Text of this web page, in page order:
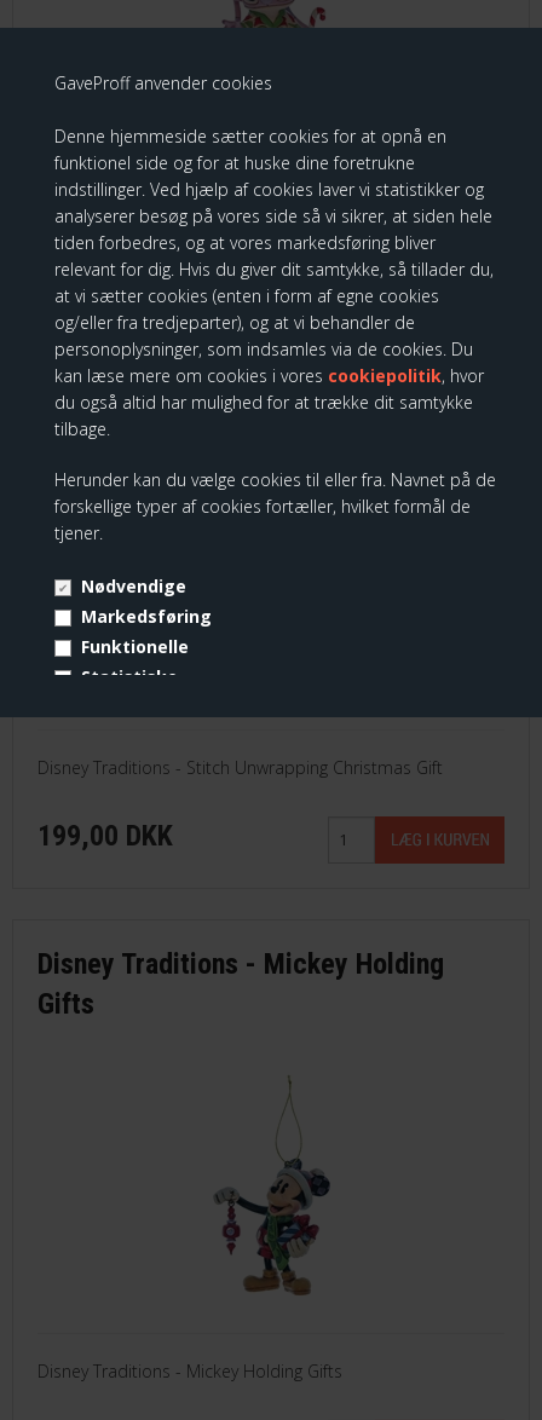
GaveProff anvender cookies
Denne hjemmeside sætter cookies for at opnå en
funktionel side og for at huske dine foretrukne
indstillinger. Ved hjælp af cookies laver vi statistikker og
analyserer besøg på vores side så vi sikrer, at siden hele
tiden forbedres, og at vores markedsføring bliver
relevant for dig. Hvis du giver dit samtykke, så tillader du,
at vi sætter cookies (enten i form af egne cookies
og/eller fra tredjeparter), og at vi behandler de
personoplysninger, som indsamles via de cookies. Du
kan læse mere om cookies i vores cookiepolitik, hvor
du også altid har mulighed for at trække dit samtykke
tilbage.
Herunder kan du vælge cookies til eller fra. Navnet på de
forskellige typer af cookies fortæller, hvilket formål de
tjener.
Nødvendige
Markedsføring
Funktionelle
Statistiske
Vis cookie detaljer
Disney Traditions - Angel in xmas pyjamas
199,00 DKK
Disney Traditions - Stitch Unwrapping
Christmas Gift
Disney Traditions - Stitch Unwrapping Christmas Gift
199,00 DKK
Disney Traditions - Mickey Holding
Gifts
Disney Traditions - Mickey Holding Gifts